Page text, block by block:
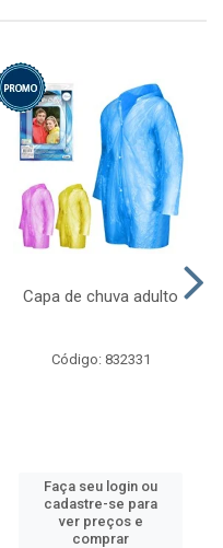
Capa de chuva adulto
Código: 832331
Faça seu login ou
cadastre-se para
ver preços e
comprar